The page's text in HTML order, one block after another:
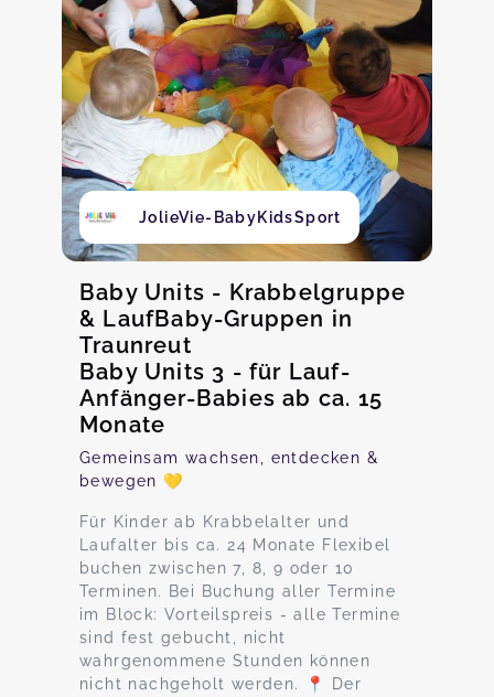
JolieVie-BabyKidsSport
Baby Units - Krabbelgruppe
& LaufBaby-Gruppen in
Traunreut
Baby Units 3 - für Lauf-
Anfänger-Babies ab ca. 15
Monate
Gemeinsam wachsen, entdecken &
bewegen 💛
Für Kinder ab Krabbelalter und
Laufalter bis ca. 24 Monate Flexibel
buchen zwischen 7, 8, 9 oder 10
Terminen. Bei Buchung aller Termine
im Block: Vorteilspreis - alle Termine
sind fest gebucht, nicht
wahrgenommene Stunden können
nicht nachgeholt werden. 📍 Der